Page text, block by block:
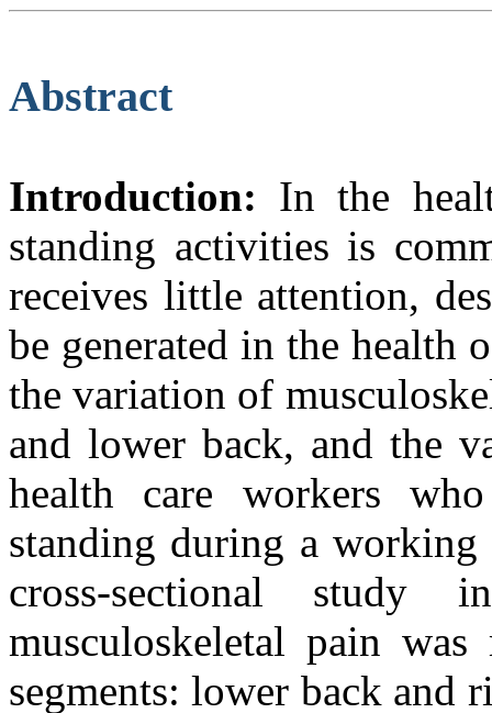
Abstract
Introduction: In the
standing activities is
receives little attention,
be generated in the health
the variation of
and lower back, and the
health care workers
standing during a
cross-sectional
musculoskeletal pain
segments: lower back and